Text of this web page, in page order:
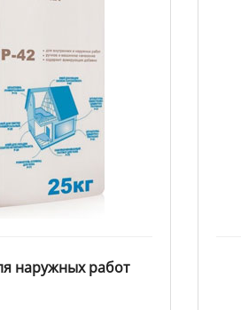
наружных работ